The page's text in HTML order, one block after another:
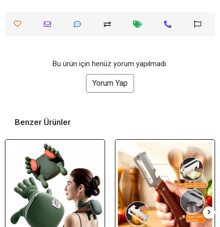
Bu ürün için henüz yorum yapılmadı.
Yorum Yap
Benzer Ürünler